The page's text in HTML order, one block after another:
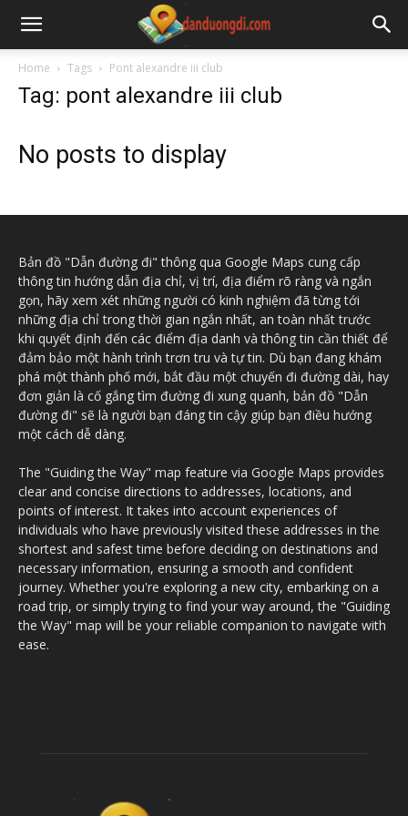
Home Tags Pont alexandre iii club
Tag: pont alexandre iii club
No posts to display
Bản đồ "Dẫn đường đi" thông qua Google Maps cung cấp
thông tin hướng dẫn địa chỉ, vị trí, địa điểm rõ ràng và ngắn
gọn, hãy xem xét những người có kinh nghiệm đã từng tới
những địa chỉ trong thời gian ngắn nhất, an toàn nhất trước
khi quyết định đến các điểm địa danh và thông tin cần thiết để
đảm bảo một hành trình trơn tru và tự tin. Dù bạn đang khám
phá một thành phố mới, bắt đầu một chuyến đi đường dài, hay
đơn giản là cố gắng tìm đường đi xung quanh, bản đồ "Dẫn
đường đi" sẽ là người bạn đáng tin cậy giúp bạn điều hướng
một cách dễ dàng.
The "Guiding the Way" map feature via Google Maps provides
clear and concise directions to addresses, locations, and
points of interest. It takes into account experiences of
individuals who have previously visited these addresses in the
shortest and safest time before deciding on destinations and
necessary information, ensuring a smooth and confident
journey. Whether you're exploring a new city, embarking on a
road trip, or simply trying to find your way around, the "Guiding
the Way" map will be your reliable companion to navigate with
ease.